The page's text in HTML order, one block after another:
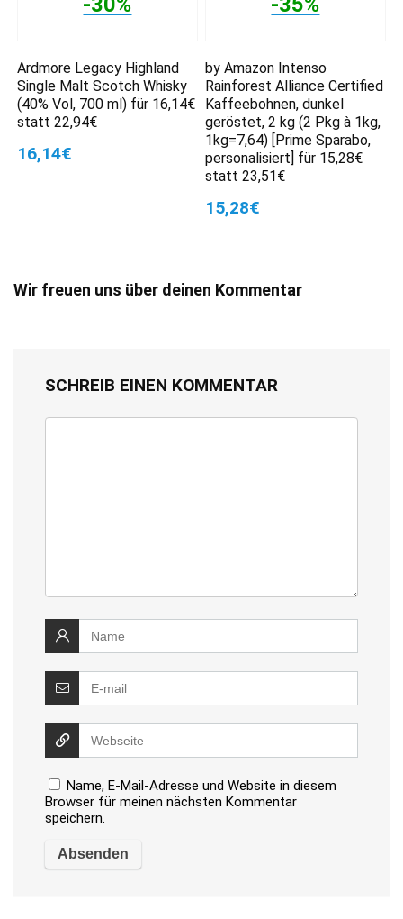
Ardmore Legacy Highland
Single Malt Scotch Whisky
(40% Vol, 700 ml) für 16,14€
statt 22,94€
16,14€
by Amazon Intenso
Rainforest Alliance Certified
Kaffeebohnen, dunkel
geröstet, 2 kg (2 Pkg à 1kg,
1kg=7,64) [Prime Sparabo,
personalisiert] für 15,28€
statt 23,51€
15,28€
Wir freuen uns über deinen Kommentar
SCHREIB EINEN KOMMENTAR
Name, E-Mail-Adresse und Website in diesem
Browser für meinen nächsten Kommentar
speichern.